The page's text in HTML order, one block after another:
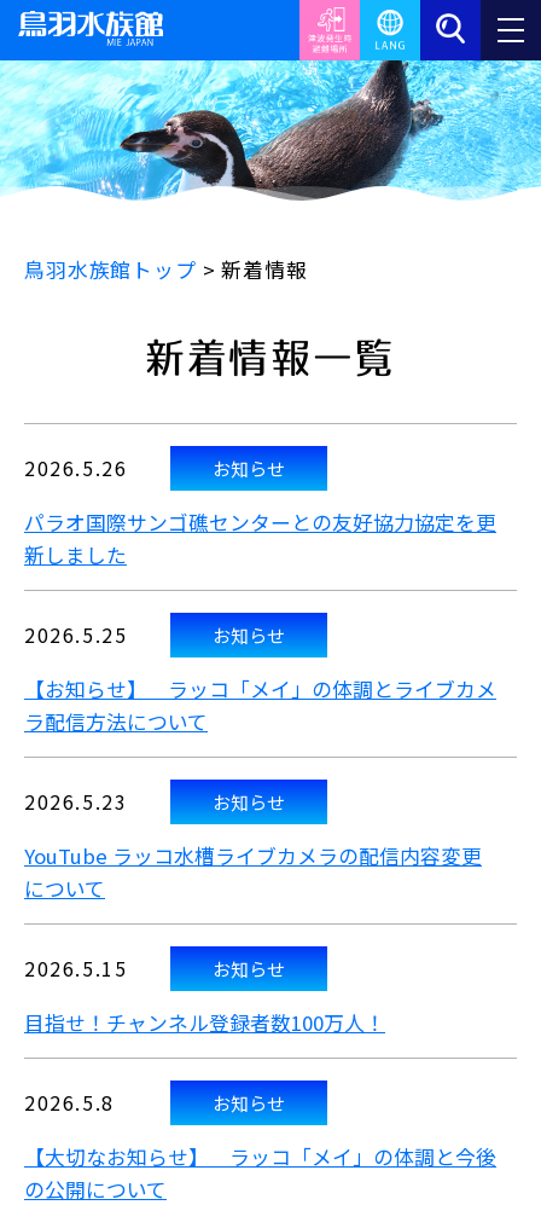
鳥羽水族館トップ >新着情報
新着情報一覧
2026.5.26 お知らせ
パラオ国際サンゴ礁センターとの友好協力協定を更
新しました
2026.5.25 お知らせ
【お知らせ】 ラッコ「メイ」の体調とライブカメ
ラ配信方法について
2026.5.23 お知らせ
YouTube ラッコ水槽ライブカメラの配信内容変更
について
2026.5.15 お知らせ
目指せ！チャンネル登録者数100万人！
2026.5.8 お知らせ
【大切なお知らせ】 ラッコ「メイ」の体調と今後
の公開について